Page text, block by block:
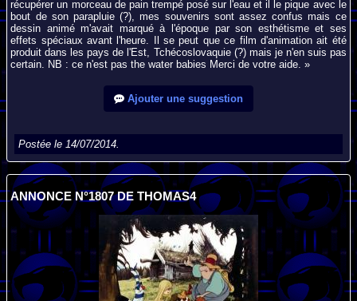
récupérer un morceau de pain trempé posé sur l'eau et il le pique avec le
bout de son parapluie (?), mes souvenirs sont assez confus mais ce
dessin animé m'avait marqué à l'époque par son esthétisme et ses
effets spéciaux avant l'heure. Il se peut que ce film d'animation ait été
produit dans les pays de l'Est, Tchécoslovaquie (?) mais je n'en suis pas
certain. NB : ce n'est pas the water babies Merci de votre aide. »
Ajouter une suggestion
Postée le 14/07/2014.
ANNONCE N°1807 DE THOMAS4